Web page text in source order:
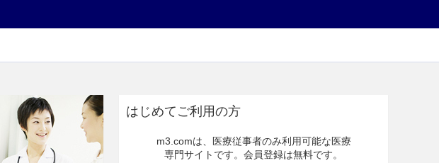
はじめてご利用の方
m3.comは、医療従事者のみ利用可能な医療
専門サイトです。会員登録は無料です。